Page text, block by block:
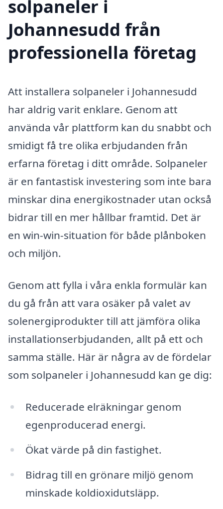
solpaneler i
Johannesudd från
professionella företag
Att installera solpaneler i Johannesudd
har aldrig varit enklare. Genom att
använda vår plattform kan du snabbt och
smidigt få tre olika erbjudanden från
erfarna företag i ditt område. Solpaneler
är en fantastisk investering som inte bara
minskar dina energikostnader utan också
bidrar till en mer hållbar framtid. Det är
en win-win-situation för både plånboken
och miljön.
Genom att fylla i våra enkla formulär kan
du gå från att vara osäker på valet av
solenergiprodukter till att jämföra olika
installationserbjudanden, allt på ett och
samma ställe. Här är några av de fördelar
som solpaneler i Johannesudd kan ge dig:
Reducerade elräkningar genom
egenproducerad energi.
Ökat värde på din fastighet.
Bidrag till en grönare miljö genom
minskade koldioxidutsläpp.